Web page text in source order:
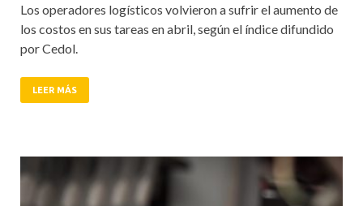
Los operadores logísticos volvieron a sufrir el aumento de
los costos en sus tareas en abril, según el índice difundido
por Cedol.
LEER MÁS